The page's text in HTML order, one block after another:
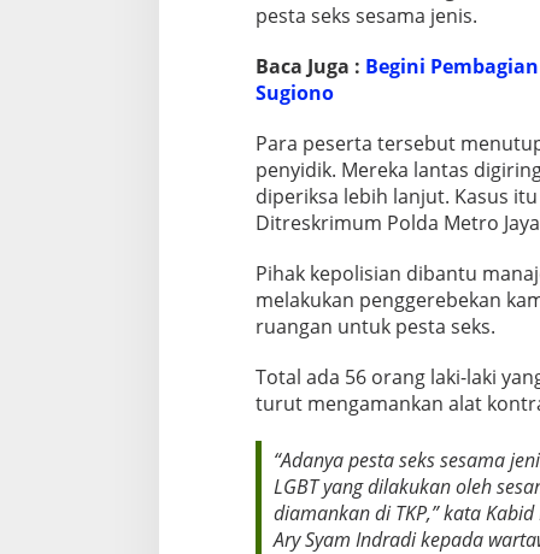
pesta seks sesama jenis.
Baca Juga : Begini
Sugiono
Para peserta tersebut
penyidik. Mereka lantas
diperiksa lebih lanjut. Kasus
Ditreskrimum Polda Metro
Pihak kepolisian dibantu
melakukan penggerebekan
ruangan untuk pesta seks.
Total ada 56 orang laki-laki
turut mengamankan alat
“Adanya pesta seks sesama
LGBT yang dilakukan oleh
diamankan di TKP,” kata
Ary Syam Indradi kepada